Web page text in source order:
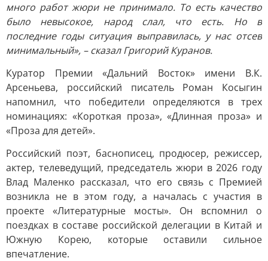
много работ жюри не принимало. То есть качество
было невысокое, народ слал, что есть. Но в
последние годы ситуация выправилась, у нас отсев
минимальный», – сказал Григорий Куранов.
Куратор Премии «Дальний Восток» имени В.К.
Арсеньева, российский писатель Роман Косыгин
напомнил, что победители определяются в трех
номинациях: «Короткая проза», «Длинная проза» и
«Проза для детей».
Российский поэт, баснописец, продюсер, режиссер,
актер, телеведущий, председатель жюри в 2026 году
Влад Маленко рассказал, что его связь с Премией
возникла не в этом году, а началась с участия в
проекте «Литературные мосты». Он вспомнил о
поездках в составе российской делегации в Китай и
Южную Корею, которые оставили сильное
впечатление.